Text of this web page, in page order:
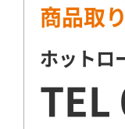
商品取
ホットロ
TEL